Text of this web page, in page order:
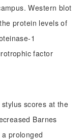
Western blot
protein levels of
1
factor
scores at the
Barnes
prolonged